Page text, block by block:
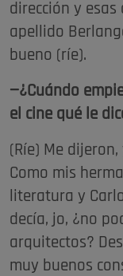
dirección y
apellido
bueno (ríe).
—¿Cuándo
el cine qué le
(Ríe) Me
Como mis
literatura y
decía, jo, ¿no
arquitectos?
muy buenos